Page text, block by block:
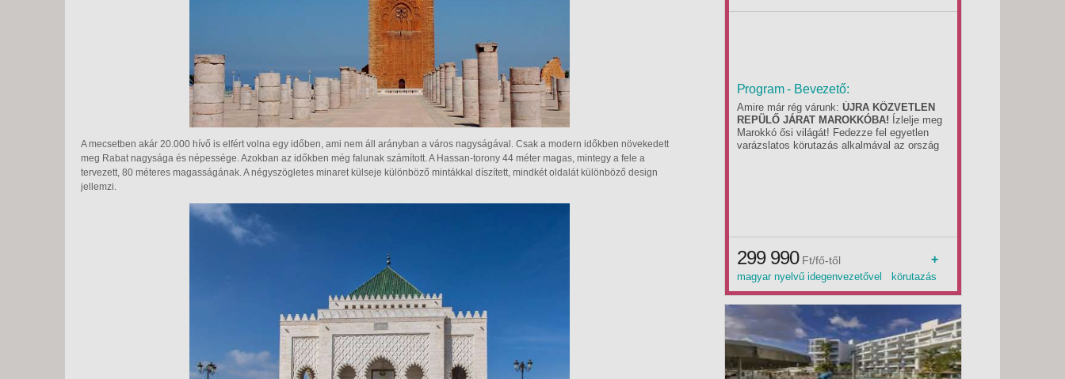
A mecsetben akár 20.000 hívő is elfért volna egy időben, ami nem áll arányban a város nagyságával. Csak a modern időkben növekedett
meg Rabat nagysága és népessége. Azokban az időkben még falunak számított. A Hassan-torony 44 méter magas, mintegy a fele a
tervezett, 80 méteres magasságának. A négyszögletes minaret külseje különböző mintákkal díszített, mindkét oldalát különböző design
jellemzi.
Program - Bevezető:
Amire már rég várunk: ÚJRA KÖZVETLEN
REPÜLŐ JÁRAT MAROKKÓBA! Ízlelje meg
Marokkó ősi világát! Fedezze fel egyetlen
varázslatos körutazás alkalmával az ország
299 990 Ft/fő-től +
magyar nyelvű idegenvezetővel körutazás
2026 tavasz 2026 2026 ősz